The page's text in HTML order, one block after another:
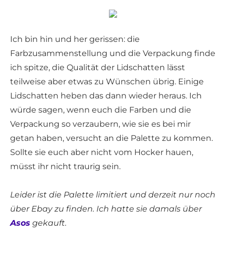
Ich bin hin und her gerissen: die
Farbzusammenstellung und die Verpackung finde
ich spitze, die Qualität der Lidschatten lässt
teilweise aber etwas zu Wünschen übrig. Einige
Lidschatten heben das dann wieder heraus. Ich
würde sagen, wenn euch die Farben und die
Verpackung so verzaubern, wie sie es bei mir
getan haben, versucht an die Palette zu kommen.
Sollte sie euch aber nicht vom Hocker hauen,
müsst ihr nicht traurig sein.
Leider ist die Palette limitiert und derzeit nur noch
über Ebay zu finden. Ich hatte sie damals über
Asos gekauft.